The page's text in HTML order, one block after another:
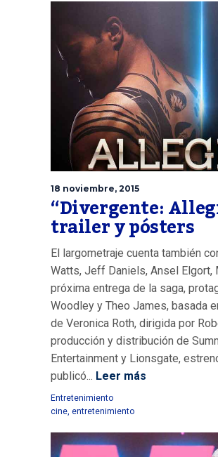
18 noviembre, 2015
“Divergente:
trailer y pósters
El largometraje cuenta también
Watts, Jeff Daniels, Ansel Elgort,
próxima entrega de la saga,
Woodley y Theo James, basada
de Veronica Roth, dirigida por
producción y distribución de
Entertainment y Lionsgate,
publicó... Leer más
Entretenimiento
cine, entretenimiento